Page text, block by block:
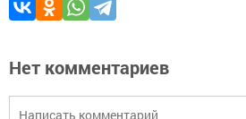
Нет комментариев